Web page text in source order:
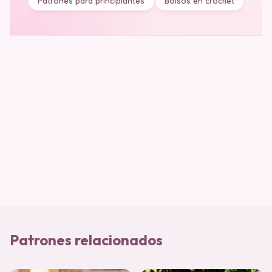
Patrones relacionados